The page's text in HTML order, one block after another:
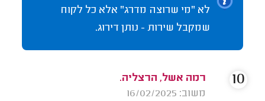
לא "מי שרוצה מדרג" אלא כל לקוח
שמקבל שירות - נותן דירוג.
רמה אשל, הרצליה.
משוב: 16/02/2025
10